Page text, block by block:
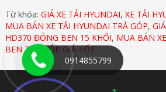
Từ khóa: GIÁ XE TẢI HYUNDAI, XE TẢI
MUA BÁN XE TẢI HYUNDAI TRẢ GÓP,
HD370 ĐÓNG BEN 15 KHỐI, MUA BÁN
BEN TRẢ GÓP GIÁ TỐT
0914855799